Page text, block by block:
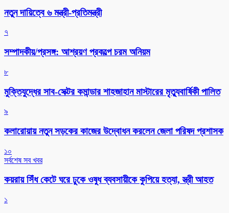
নতুন দায়িত্বে ৬ মন্ত্রী-প্রতিমন্ত্রী
৭
সম্পাদকীয়/প্রসঙ্গ: আশ্রয়ণ প্রকল্পে চরম অনিয়ম
৮
মুক্তিযুদ্ধের সাব-সেক্টর কমান্ডার শাহজাহান মাস্টারের মৃত্যুবার্ষিকী পালিত
৯
কলারোয়ায় নতুন সড়কের কাজের উদ্বোধন করলেন জেলা পরিষদ প্রশাসক
১০
সর্বশেষ সব খবর
কয়রায় সিঁধ কেটে ঘরে ঢুকে ওষুধ ব্যবসায়ীকে কুপিয়ে হত্যা, স্ত্রী আহত
১